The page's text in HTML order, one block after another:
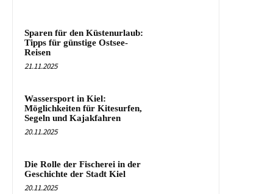
Sparen für den Küstenurlaub:
Tipps für günstige Ostsee-
Reisen
21.11.2025
Wassersport in Kiel:
Möglichkeiten für Kitesurfen,
Segeln und Kajakfahren
20.11.2025
Die Rolle der Fischerei in der
Geschichte der Stadt Kiel
20.11.2025